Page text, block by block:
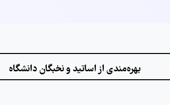
بهره‌مندی از اساتید و نخبگان دانشگاه